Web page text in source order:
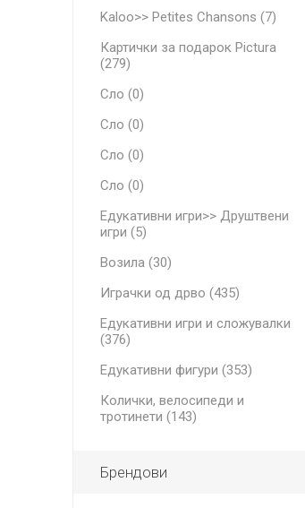
Kaloo>> Petites Chansons (7)
Картички за подарок Pictura
(279)
Сло (0)
Сло (0)
Сло (0)
Сло (0)
Едукативни игри>> Друштвени
игри (5)
Возила (30)
Играчки од дрво (435)
Едукативни игри и сложувалки
(376)
Едукативни фигури (353)
Колички, велосипеди и
тротинети (143)
Брендови